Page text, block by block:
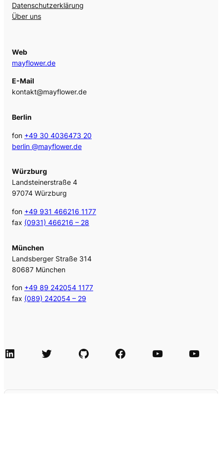
Datenschutzerklärung
Über uns
Web
mayflower.de
E-Mail
kontakt@mayflower.de
Berlin
fon +49 30 4036473 20
berlin @mayflower.de
Würzburg
Landsteinerstraße 4
97074 Würzburg
fon +49 931 466216 1177
fax (0931) 466216 – 28
München
Landsberger Straße 314
80687 München
fon +49 89 242054 1177
fax (089) 242054 – 29
LinkedIn Twitter GitHub Facebook Agile Videos Tech-Videos